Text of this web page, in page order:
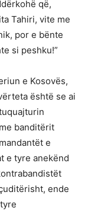
që,
Tahiri, vite me
por e bënte
si peshku!”
e Kosovës,
është se ai
banditërit
e
e tyre anekënd
ende